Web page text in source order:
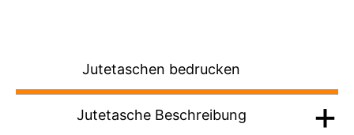
Jutetaschen bedrucken
Jutetasche Beschreibung